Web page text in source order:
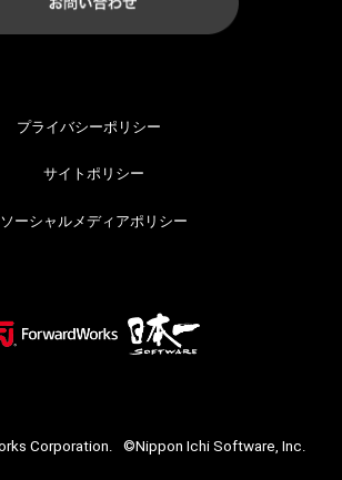
プライバシーポリシー
サイトポリシー
ソーシャルメディアポリシー
Corporation. ©Nippon Ichi Software, Inc.